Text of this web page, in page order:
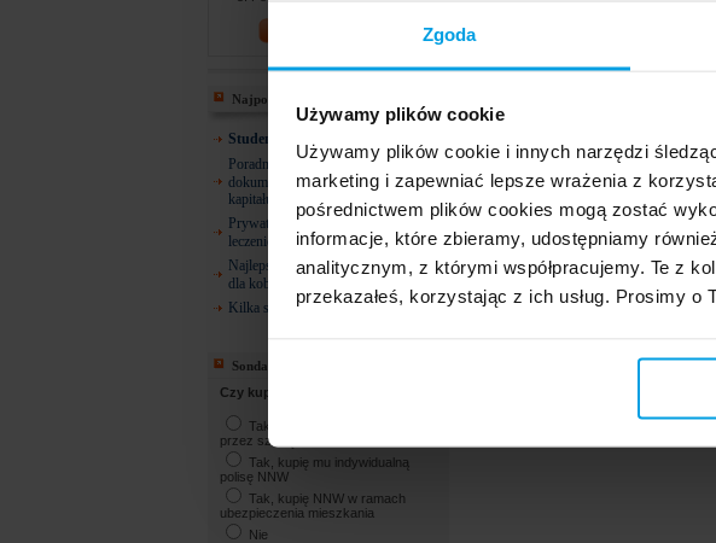
Zgoda
Używamy plików cookie
Używamy plików cookie i innych narzędzi
marketing i zapewniać lepsze wrażenia z
pośrednictwem plików cookies mogą zostać
informacje, które zbieramy, udostępniamy
analitycznym, z którymi współpracujemy. Te z
przekazałeś, korzystając z ich usług. Prosimy o
Najpopularniejsze
Studencie! 26 lat i co dalej?
Poradnik ZUS: Gdzie szukać
dokumentów do emerytury, renty lub
kapitału początkowego?
Prywatne ubezpieczenia zdrowotne –
leczenie dentystyczne
Najlepsze ubezpieczenie zdrowotne
dla kobiety w ciąży
Kilka słów o osobach uposażonych
Sonda
Czy kupisz NNW dla dziecka?
Tak, kupię NNW oferowane
przez szkołę
Tak, kupię mu indywidualną
polisę NNW
Tak, kupię NNW w ramach
ubezpieczenia mieszkania
Nie